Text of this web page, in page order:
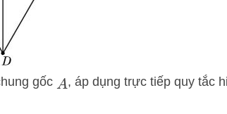
gốc A, áp dụng trực tiếp quy tắc